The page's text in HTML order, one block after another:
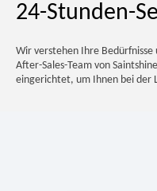
24-Stunden-
Wir verstehen Ihre
After-Sales-Team von
eingerichtet, um Ihnen bei der